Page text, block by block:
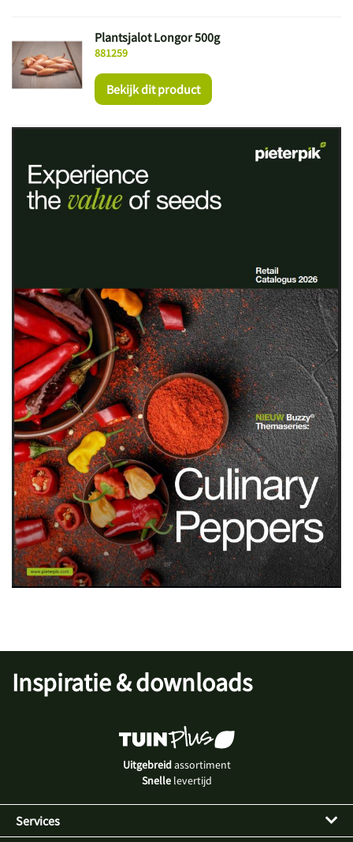
881259
Plantsjalot Longor 500g
Bekijk dit product
Inspiratie & downloads
Uitgebreidassortiment
Snellelevertijd
Services